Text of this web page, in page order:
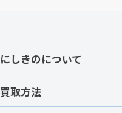
にしきのについて
買取方法